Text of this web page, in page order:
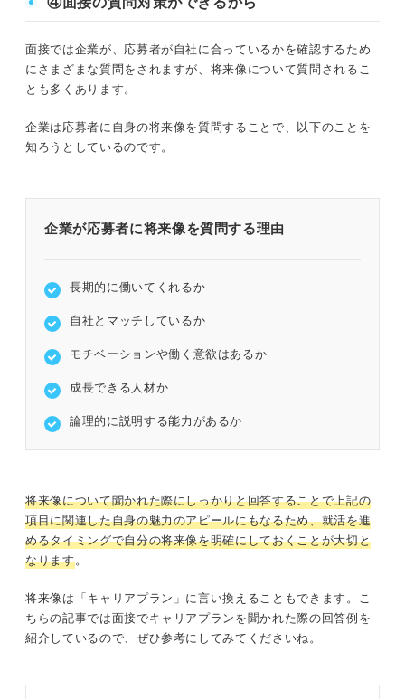
ります。
面接では企業が、応募者が自社に合っているかを確認するため
にさまざまな質問をされますが、将来像について質問されるこ
とも多くあります。
企業は応募者に自身の将来像を質問することで、以下のことを
知ろうとしているのです。
企業が応募者に将来像を質問する理由
長期的に働いてくれるか
自社とマッチしているか
モチベーションや働く意欲はあるか
成長できる人材か
論理的に説明する能力があるか
将来像について聞かれた際にしっかりと回答することで上記の
項目に関連した自身の魅力のアピールにもなるため、就活を進
めるタイミングで自分の将来像を明確にしておくことが大切と
なります。
将来像は「キャリアプラン」に言い換えることもできます。こ
ちらの記事では面接でキャリアプランを聞かれた際の回答例を
紹介しているので、ぜひ参考にしてみてくださいね。